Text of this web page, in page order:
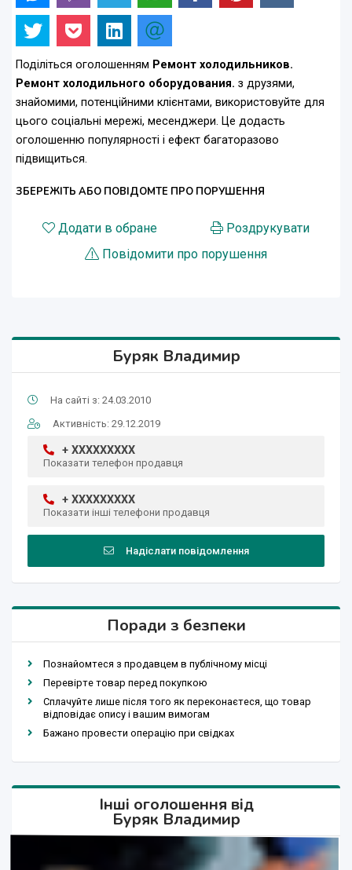
Поділіться оголошенням Ремонт холодильников.
Ремонт холодильного оборудования. з друзями,
знайомими, потенційними клієнтами, використовуйте для
цього соціальні мережі, месенджери. Це додасть
оголошенню популярності і ефект багаторазово
підвищиться.
ЗБЕРЕЖІТЬ АБО ПОВІДОМТЕ ПРО ПОРУШЕННЯ
Додати в обране
Роздрукувати
Повідомити про порушення
Буряк Владимир
На сайті з: 24.03.2010
Активність: 29.12.2019
+ XXXXXXXXX
Показати телефон продавця
+ XXXXXXXXX
Показати інші телефони продавця
Надіслати повідомлення
Поради з безпеки
Познайомтеся з продавцем в публічному місці
Перевірте товар перед покупкою
Сплачуйте лише після того як переконаєтеся, що товар
відповідає опису і вашим вимогам
Бажано провести операцію при свідках
Інші оголошення від
Буряк Владимир